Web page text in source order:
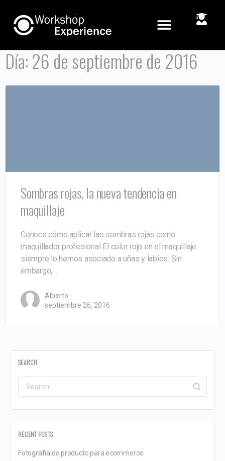
Día:26 de septiembre de 2016
Sombras rojas, la nueva tendencia en
maquillaje
Conoce cómo aplicar las sombras rojas como
maquillador profesional El color rojo en el maquillaje
siempre lo hemos asociado a uñas y labios. Sin
embargo,…
Alberto
septiembre 26, 2016
SEARCH
RECENT POSTS
Fotografía de producto para ecommerce